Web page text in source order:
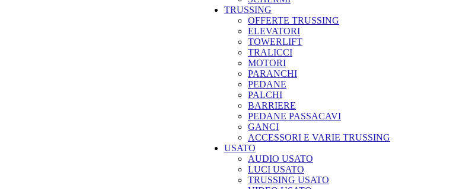
TRUSSING
OFFERTE TRUSSING
ELEVATORI
TOWERLIFT
TRALICCI
MOTORI
PARANCHI
PEDANE
PALCHI
BARRIERE
PEDANE PASSACAVI
GANCI
ACCESSORI E VARIE TRUSSING
USATO
AUDIO USATO
LUCI USATO
TRUSSING USATO